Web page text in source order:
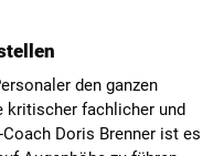
den ganzen
kritischer fachlicher und
Doris Brenner ist es